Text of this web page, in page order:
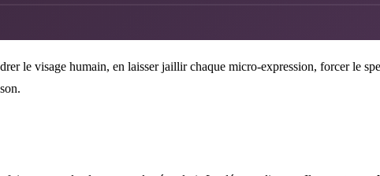
le visage humain, en laisser jaillir chaque micro-expression, forcer le